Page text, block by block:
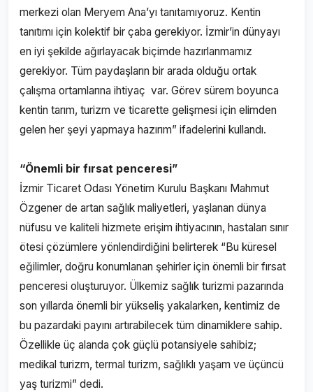
merkezi olan Meryem Ana’yı tanıtamıyoruz. Kentin
tanıtımı için kolektif bir çaba gerekiyor. İzmir’in dünyayı
en iyi şekilde ağırlayacak biçimde hazırlanmamız
gerekiyor. Tüm paydaşların bir arada olduğu ortak
çalışma ortamlarına ihtiyaç var. Görev sürem boyunca
kentin tarım, turizm ve ticarette gelişmesi için elimden
gelen her şeyi yapmaya hazırım” ifadelerini kullandı.
“Önemli bir fırsat penceresi”
İzmir Ticaret Odası Yönetim Kurulu Başkanı Mahmut
Özgener de artan sağlık maliyetleri, yaşlanan dünya
nüfusu ve kaliteli hizmete erişim ihtiyacının, hastaları sınır
ötesi çözümlere yönlendirdiğini belirterek “Bu küresel
eğilimler, doğru konumlanan şehirler için önemli bir fırsat
penceresi oluşturuyor. Ülkemiz sağlık turizmi pazarında
son yıllarda önemli bir yükseliş yakalarken, kentimiz de
bu pazardaki payını artırabilecek tüm dinamiklere sahip.
Özellikle üç alanda çok güçlü potansiyele sahibiz;
medikal turizm, termal turizm, sağlıklı yaşam ve üçüncü
yaş turizmi” dedi.